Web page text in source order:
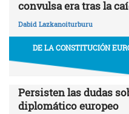
convulsa era tras la
Dabid Lazkanoiturburu
DE LA CONSTITUCIÓN
Persisten las dudas
diplomático europeo